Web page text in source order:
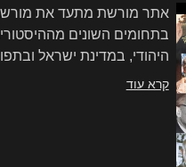
אתר מורשת מתעד את
בתחומים השונים
היהודי, במדינת ישראל
קרא עוד